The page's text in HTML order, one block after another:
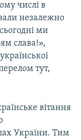
числі в
незалежно
ми
слава!»,
тут,
вітання
України. Тим